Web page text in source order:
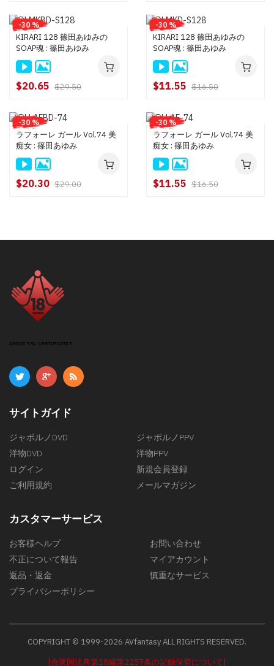
-30 %
KIRARI 128 篠田あゆみの
SOAP魂 : 篠田あゆみ
$20.65 $29.50
-30 %
KIRARI 128 篠田あゆみの
SOAP魂 : 篠田あゆみ
$11.55 $16.50
-30 %
ラフォーレ ガール Vol.74 美
痴女 : 篠田あゆみ
$20.30 $29.00
-30 %
ラフォーレ ガール Vol.74 美
痴女 : 篠田あゆみ
$11.55 $16.50
ABOUT SSL CERTIFICATES
サイトガイド
ジャポルノDVD
ジャポルノPPV
洋物DVD
洋物PPV
ログイン
新規会員登録
ご利用規約
メールマガジン
カスタマーサービス
お客様ヘルプ
お問い合わせ
不正について報告
マイアカウント
返品・返金
慎重なサービス
プライバシーポリシー
COPYRIGHT © 1999-2026 AVfantasy ALL RIGHTS RESERVED.
[合衆国法典第18編第2257条の記録保管について]